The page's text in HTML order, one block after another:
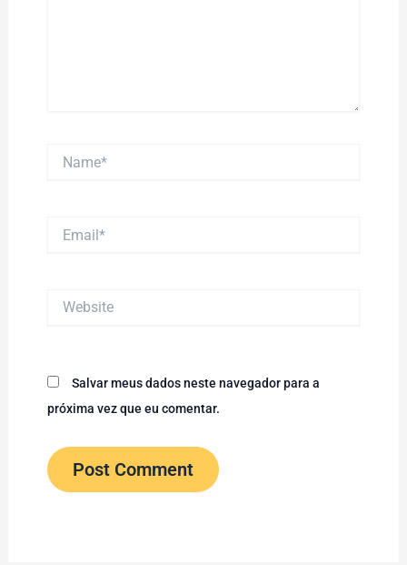
Salvar meus dados neste navegador para a
próxima vez que eu comentar.